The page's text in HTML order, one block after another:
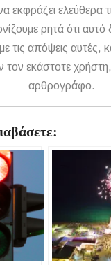
εκφράζει ελεύθερα
ρητά ότι αυτό
τις απόψεις αυτές,
τον εκάστοτε
αρθρογράφο.